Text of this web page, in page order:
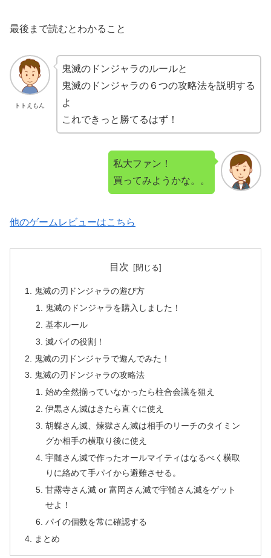
最後まで読むとわかること
トトえもん
鬼滅のドンジャラのルールと
鬼滅のドンジャラの６つの攻略法を説明する
よ
これできっと勝てるはず！
私大ファン！
買ってみようかな。。
他のゲームレビューはこちら
目次
鬼滅の刃ドンジャラの遊び方
鬼滅のドンジャラを購入しました！
基本ルール
滅パイの役割！
鬼滅の刃ドンジャラで遊んでみた！
鬼滅の刃ドンジャラの攻略法
始め全然揃っていなかったら柱合会議を狙え
伊黒さん滅はきたら直ぐに使え
胡蝶さん滅、煉獄さん滅は相手のリーチのタイミン
グか相手の横取り後に使え
宇髄さん滅で作ったオールマイティはなるべく横取
りに絡めて手パイから避難させる。
甘露寺さん滅 or 富岡さん滅で宇髄さん滅をゲット
せよ！
パイの個数を常に確認する
まとめ